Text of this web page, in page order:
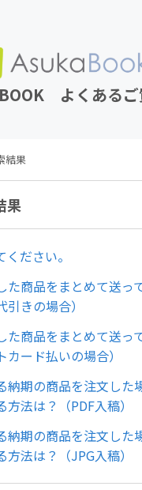
よくあるご
結果
果
ださい。
た商品をまとめて送っ
引きの場合）
た商品をまとめて送っ
カード払いの場合）
納期の商品を注文した
法は？（PDF入稿）
納期の商品を注文した
法は？（JPG入稿）